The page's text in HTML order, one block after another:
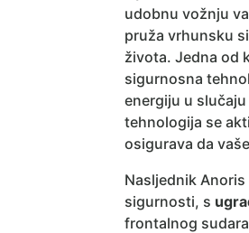
udobnu vožnju
pruža vrhunsku
života. Jedna od
sigurnosna
energiju u
tehnologija se
osigurava da
Nasljednik
sigurnosti, s
frontalnog